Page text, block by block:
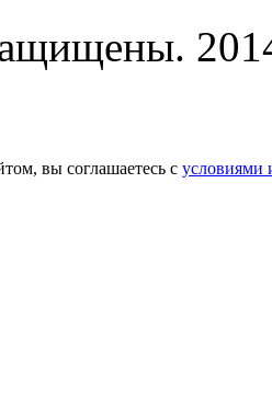
вы соглашаетесь с условиями